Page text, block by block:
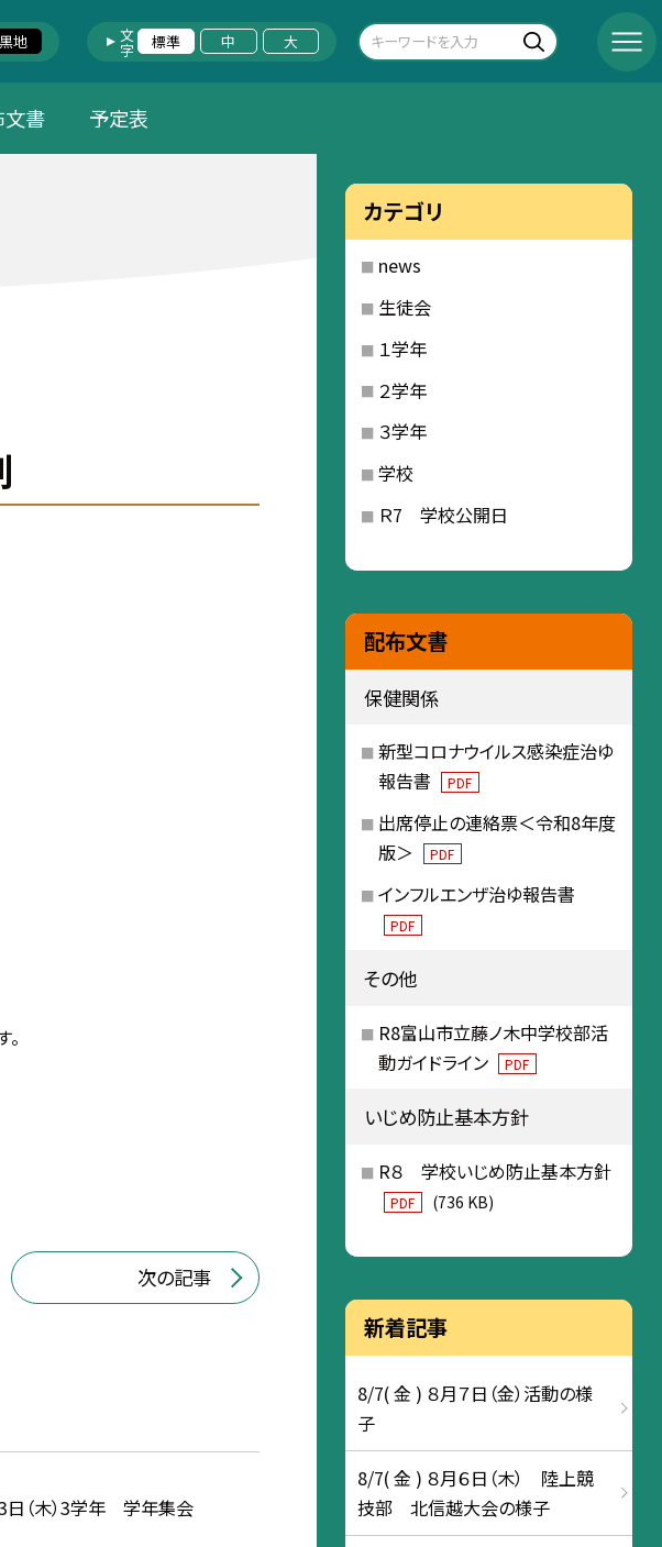
黒地 文字 標準 中 大
文書 予定表
次の記事
日（木）3学年 学年集会
カテゴリ
news
生徒会
１学年
２学年
３学年
学校
Ｒ7 学校公開日
配布文書
保健関係
新型コロナウイルス感染症治ゆ
報告書
PDF
出席停止の連絡票＜令和8年度
版＞
PDF
インフルエンザ治ゆ報告書
PDF
その他
R8富山市立藤ノ木中学校部活
動ガイドライン
PDF
いじめ防止基本方針
R８ 学校いじめ防止基本方針
PDF (736 KB)
新着記事
8/7( 金 ) ８月７日（金）活動の様
子
8/7( 金 ) ８月６日（木） 陸上競
技部 北信越大会の様子